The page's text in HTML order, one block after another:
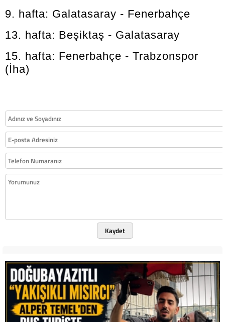
9. hafta: Galatasaray - Fenerbahçe
13. hafta: Beşiktaş - Galatasaray
15. hafta: Fenerbahçe - Trabzonspor
(İha)
Kaydet